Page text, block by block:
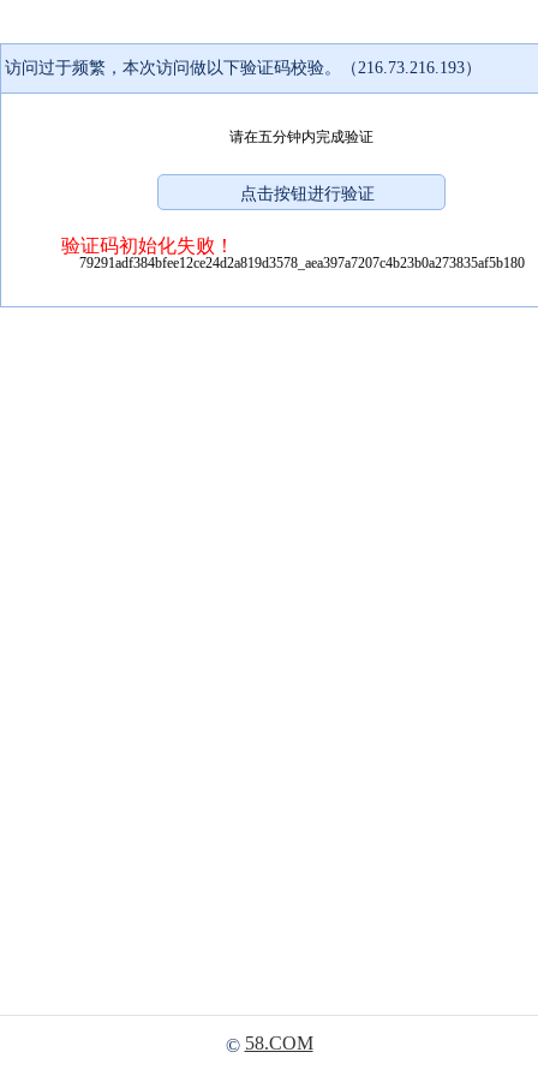
访问过于频繁，本次访问做以下验证码校验。（216.73.216.193）
请在五分钟内完成验证
验证码初始化失败！
79291adf384bfee12ce24d2a819d3578_aea397a7207c4b23b0a273835af5b180
© 58.COM